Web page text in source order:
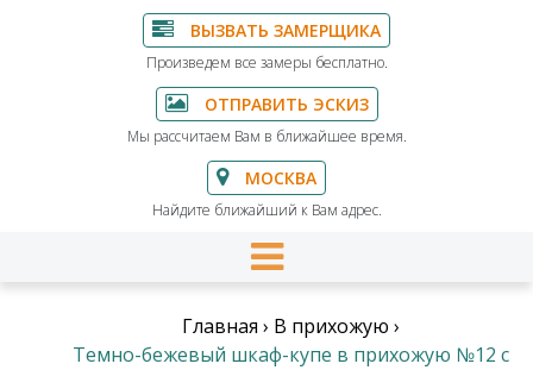
ВЫЗВАТЬ ЗАМЕРЩИКА
Произведем все замеры бесплатно.
ОТПРАВИТЬ ЭСКИЗ
Мы рассчитаем Вам в ближайшее время.
МОСКВА
Найдите ближайший к Вам адрес.
Главная › В прихожую ›
Темно-бежевый шкаф-купе в прихожую №12 с